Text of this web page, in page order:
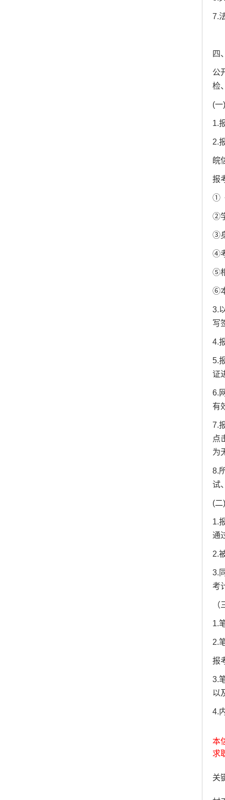
7.
四
公
检
(一
1.
2.
皖
报
①
②
③
④
⑤
⑥
3.
写
4.
5.
证
6.
有
7.
点
为
8.
试
(二
1.
通
2.
3.
考
1.
2.
报
3.
以
4.
本
求
关